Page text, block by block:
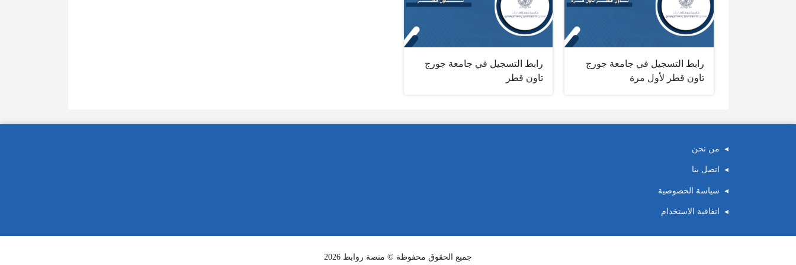
رابط التسجيل في جامعة جورج
تاون قطر لأول مرة
رابط التسجيل في جامعة جورج
تاون قطر
من نحن
اتصل بنا
سياسة الخصوصية
اتفاقية الاستخدام
جميع الحقوق محفوظة © منصة روابط 2026